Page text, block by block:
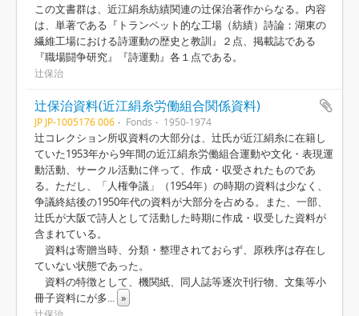
この文書群は、近江絹糸紡績関連の辻保治著作からなる。内容
は、単著である『トランペット的な工場（紡績）詩論：湖東の
繊維工場における詩運動の歴史と教訓』２点、掲載誌である
『職場闘争研究』『詩運動』各１点である。
辻保治
辻保治資料(近江絹糸労働組合関係資料)
JP JP-1005176 006 Fonds 1950-1974
辻コレクション所収資料の大部分は、辻氏が近江絹糸に在籍し
ていた1953年から9年間の近江絹糸労働組合運動や文化・表現運
動活動、サークル活動に伴って、作成・収受されたものであ
る。ただし、「人権争議」（1954年）の時期の資料は少なく、
争議終結後の1950年代の資料が大部分を占める。また、一部、
辻氏が大阪で詩人として活動した時期に作成・収受した資料が
含まれている。
資料は寄贈当時、分類・整理されておらず、原秩序は存在し
ていない状態であった。
資料の特徴として、機関紙、同人誌等逐次刊行物、文集等小
冊子資料にが多... »